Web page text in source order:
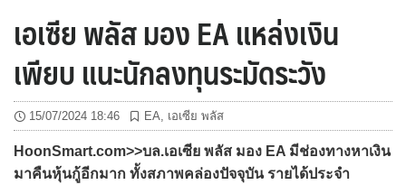
เอเซีย พลัส มอง EA แหล่งเงิน
เพียบ แนะนักลงทุนระมัดระวัง
15/07/2024 18:46 EA เอเซีย พลัส
HoonSmart.com>>บล.เอเซีย พลัส มอง EA มีช่องทางหาเงิน
มาคืนหุ้นกู้อีกมาก ทั้งสภาพคล่องปัจจุบัน รายได้ประจำ